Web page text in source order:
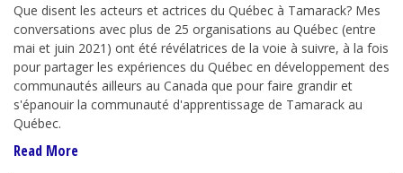
Que disent les acteurs et actrices du Québec à Tamarack? Mes
conversations avec plus de 25 organisations au Québec (entre
mai et juin 2021) ont été révélatrices de la voie à suivre, à la fois
pour partager les expériences du Québec en développement des
communautés ailleurs au Canada que pour faire grandir et
s'épanouir la communauté d'apprentissage de Tamarack au
Québec.
Read More